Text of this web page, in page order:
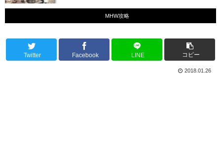
MHW攻略
Twitter Facebook LINE コピー
2018.01.26